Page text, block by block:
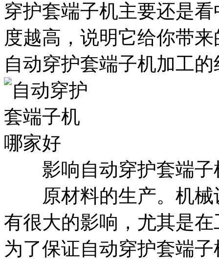
穿护套端子机主要还是
度越高，说明它给你带
自动穿护套端子机加工
影响自动穿护套端子
原材料的生产。机械
有很大的影响，尤其是
为了保证自动穿护套端